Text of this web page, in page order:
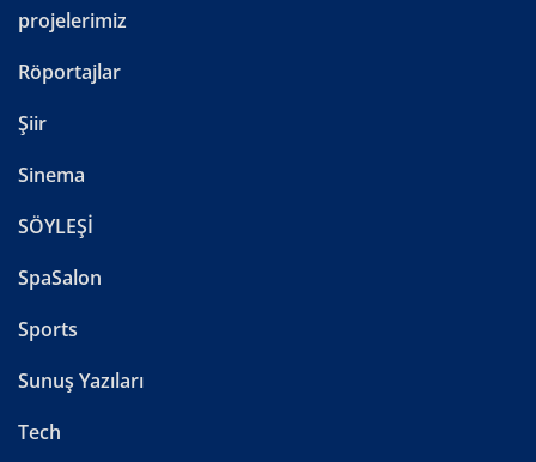
projelerimiz
Röportajlar
Şiir
Sinema
SÖYLEŞİ
SpaSalon
Sports
Sunuş Yazıları
Tech